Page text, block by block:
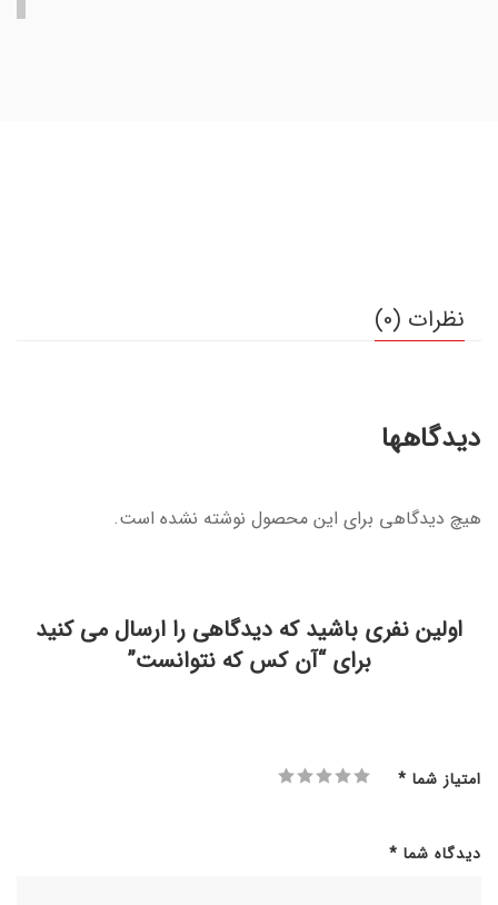
نظرات (0)
دیدگاهها
هیچ دیدگاهی برای این محصول نوشته نشده است.
اولین نفری باشید که دیدگاهی را ارسال می کنید
برای “آن کس که نتوانست”
امتیاز شما *
دیدگاه شما *